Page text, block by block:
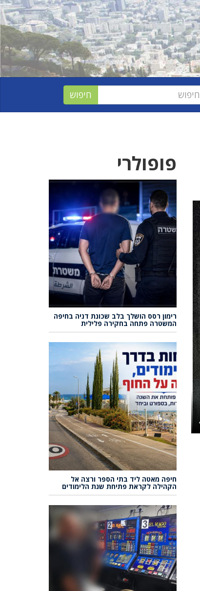
פופולרי
רימון רסס הושלך בלב שכונת דניה בחיפה
המשטרה פתחה בחקירה פלילית
חיפה מאטה ליד בתי הספר ורצה אל
הקהילה לקראת פתיחת שנת הלימודים